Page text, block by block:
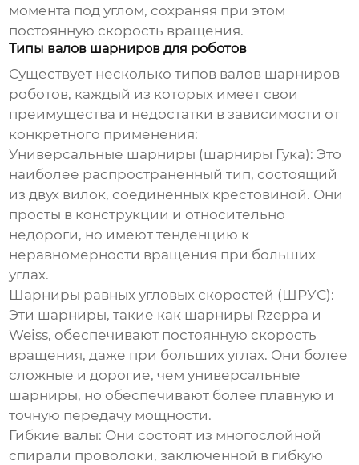
момента под углом, сохраняя при этом
постоянную скорость вращения.
Типы валов шарниров для роботов
Существует несколько типов валов шарниров
роботов, каждый из которых имеет свои
преимущества и недостатки в зависимости от
конкретного применения:
Универсальные шарниры (шарниры Гука): Это
наиболее распространенный тип, состоящий
из двух вилок, соединенных крестовиной. Они
просты в конструкции и относительно
недороги, но имеют тенденцию к
неравномерности вращения при больших
углах.
Шарниры равных угловых скоростей (ШРУС):
Эти шарниры, такие как шарниры Rzeppa и
Weiss, обеспечивают постоянную скорость
вращения, даже при больших углах. Они более
сложные и дорогие, чем универсальные
шарниры, но обеспечивают более плавную и
точную передачу мощности.
Гибкие валы: Они состоят из многослойной
спирали проволоки, заключенной в гибкую